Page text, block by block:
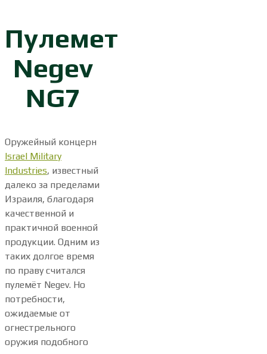
Пулемет
Negev
NG7
Оружейный концерн
Israel Military
Industries, известный
далеко за пределами
Израиля, благодаря
качественной и
практичной военной
продукции. Одним из
таких долгое время
по праву считался
пулемёт Negev. Но
потребности,
ожидаемые от
огнестрельного
оружия подобного